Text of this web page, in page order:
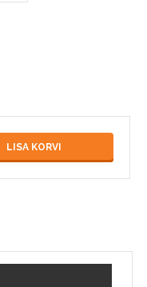
LISA KORVI